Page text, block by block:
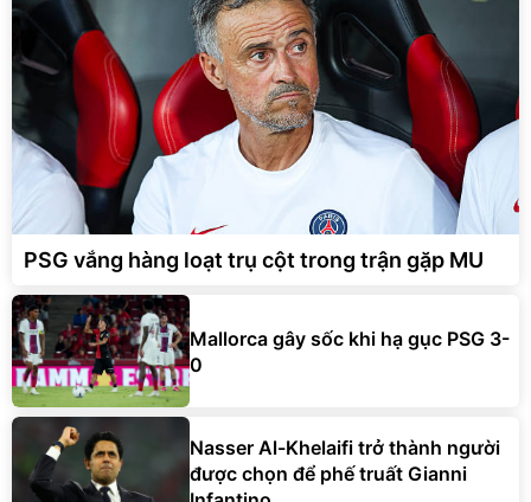
PSG vắng hàng loạt trụ cột trong trận gặp MU
Mallorca gây sốc khi hạ gục PSG 3-
0
Nasser Al-Khelaifi trở thành người
được chọn để phế truất Gianni